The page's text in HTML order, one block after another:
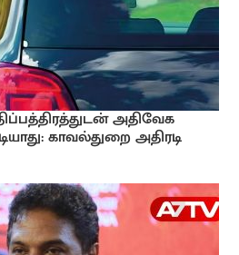
அதிவேக
காவல்துறை அதிரடி